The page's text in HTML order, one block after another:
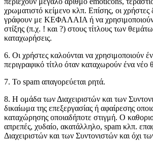
χρωματιστό κείμενο κλπ. Επίσης, οι χρήστες
γράφουν με ΚΕΦΑΛΑΙΑ ή να χρησιμοποιούν
στίξης (π.χ. ! και ?) στους τίτλους των
καταχωρήσεις.
6. Οι χρήστες καλούνται να χρησιμοποιούν
περιγραφικό τίτλο όταν καταχωρούν ένα νέο
7. Το spam απαγορεύεται ρητά.
8. Η ομάδα των Διαχειριστών και των
δικαίωμα της επεξεργασίας ή αφαίρεσης
καταχώρησης οποιαδήποτε στιγμή. Ο
απρεπές, χυδαίο, ακατάλληλο, spam κλπ.
Διαχειριστών και των Συντονιστών και όχι